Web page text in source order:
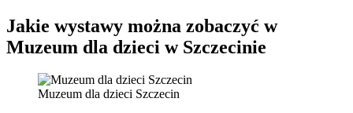
Jakie wystawy można zobaczyć w
Muzeum dla dzieci w Szczecinie
Muzeum dla dzieci Szczecin